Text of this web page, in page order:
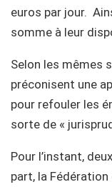
euros par jour.
somme à leur
Selon les mêmes
préconisent une
pour refouler les
sorte de «
Pour l’instant,
part, la